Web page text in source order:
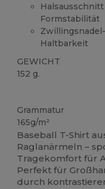
Formstabilität
Haltbarkeit
GEWICHT
152 g.
Grammatur
165g/m²
Baseball T-Shirt
Raglanärmeln –
Tragekomfort für
Perfekt für
durch